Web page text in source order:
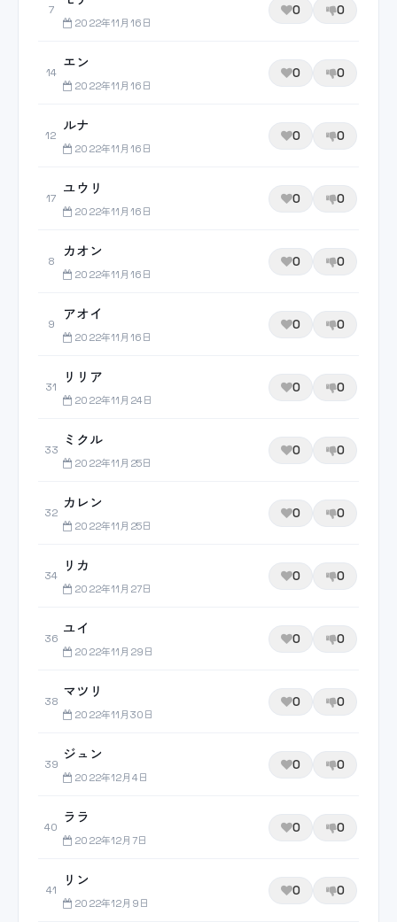
7
2022年11月16日
0 0
14
エン
2022年11月16日
0 0
12
ルナ
2022年11月16日
0 0
17
ユウリ
2022年11月16日
0 0
8
カオン
2022年11月16日
0 0
9
アオイ
2022年11月16日
0 0
31
リリア
2022年11月24日
0 0
33
ミクル
2022年11月25日
0 0
32
カレン
2022年11月25日
0 0
34
リカ
2022年11月27日
0 0
36
ユイ
2022年11月29日
0 0
38
マツリ
2022年11月30日
0 0
39
ジュン
2022年12月4日
0 0
40
ララ
2022年12月7日
0 0
41
リン
2022年12月9日
0 0